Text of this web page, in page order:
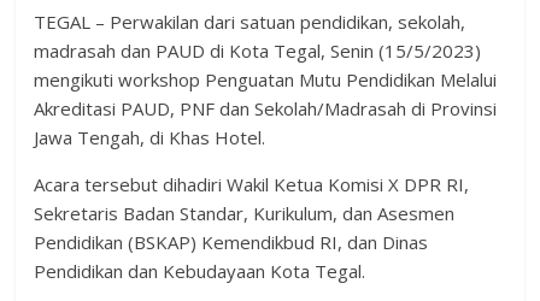
TEGAL – Perwakilan dari satuan pendidikan, sekolah,
madrasah dan PAUD di Kota Tegal, Senin (15/5/2023)
mengikuti workshop Penguatan Mutu Pendidikan Melalui
Akreditasi PAUD, PNF dan Sekolah/Madrasah di Provinsi
Jawa Tengah, di Khas Hotel.
Acara tersebut dihadiri Wakil Ketua Komisi X DPR RI,
Sekretaris Badan Standar, Kurikulum, dan Asesmen
Pendidikan (BSKAP) Kemendikbud RI, dan Dinas
Pendidikan dan Kebudayaan Kota Tegal.